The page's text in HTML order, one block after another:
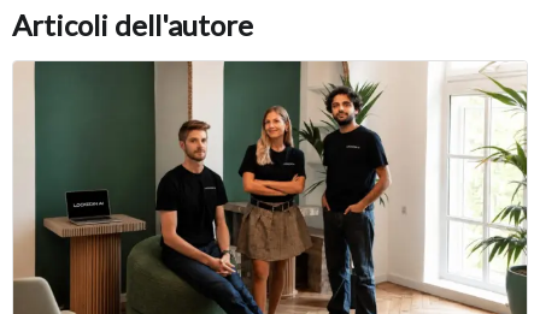
Articoli dell'autore